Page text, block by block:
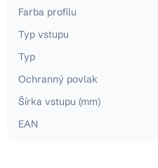
Farba profilu
Typ vstupu
Typ
Ochranný povlak
Šírka vstupu (mm)
EAN